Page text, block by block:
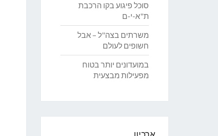
סוכל פיגוע בקו הרכבת
ת"א-י-ם
משרתים בצה"ל – אבל
חשופים לעולם
במועדונים יותר בטוח
מפעילות מבצעית